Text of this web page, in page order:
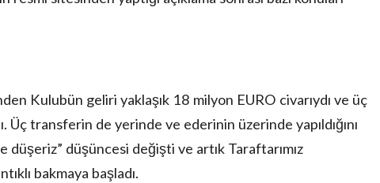
Kulubün geliri yaklaşık 18 milyon EURO civarıydı ve üç
Üç transferin de yerinde ve ederinin üzerinde yapıldığını
düşeriz” düşüncesi değişti ve artık Taraftarımız
bakmaya başladı.